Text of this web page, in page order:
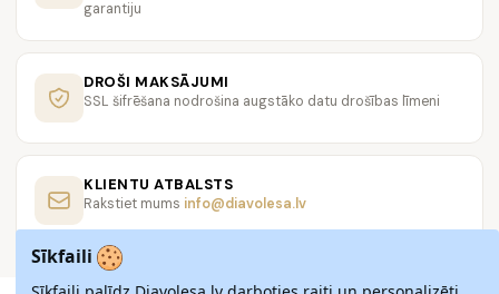
garantiju
DROŠI MAKSĀJUMI
SSL šifrēšana nodrošina augstāko datu drošības līmeni
KLIENTU ATBALSTS
Rakstiet mums info@diavolesa.lv
Sīkfaili